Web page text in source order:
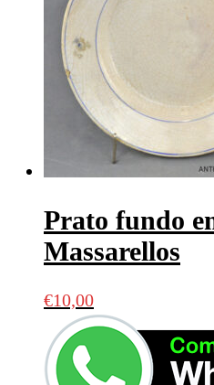
Prato fundo
Massarellos
€10,00